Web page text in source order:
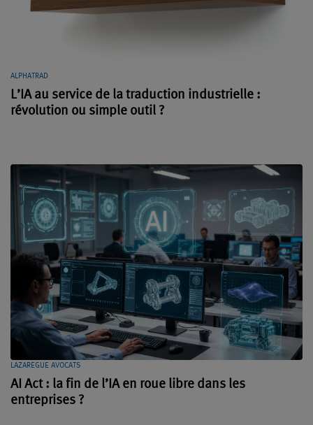
ALPHATRAD
L’IA au service de la traduction industrielle :
révolution ou simple outil ?
LAZAREGUE AVOCATS
AI Act : la fin de l’IA en roue libre dans les
entreprises ?